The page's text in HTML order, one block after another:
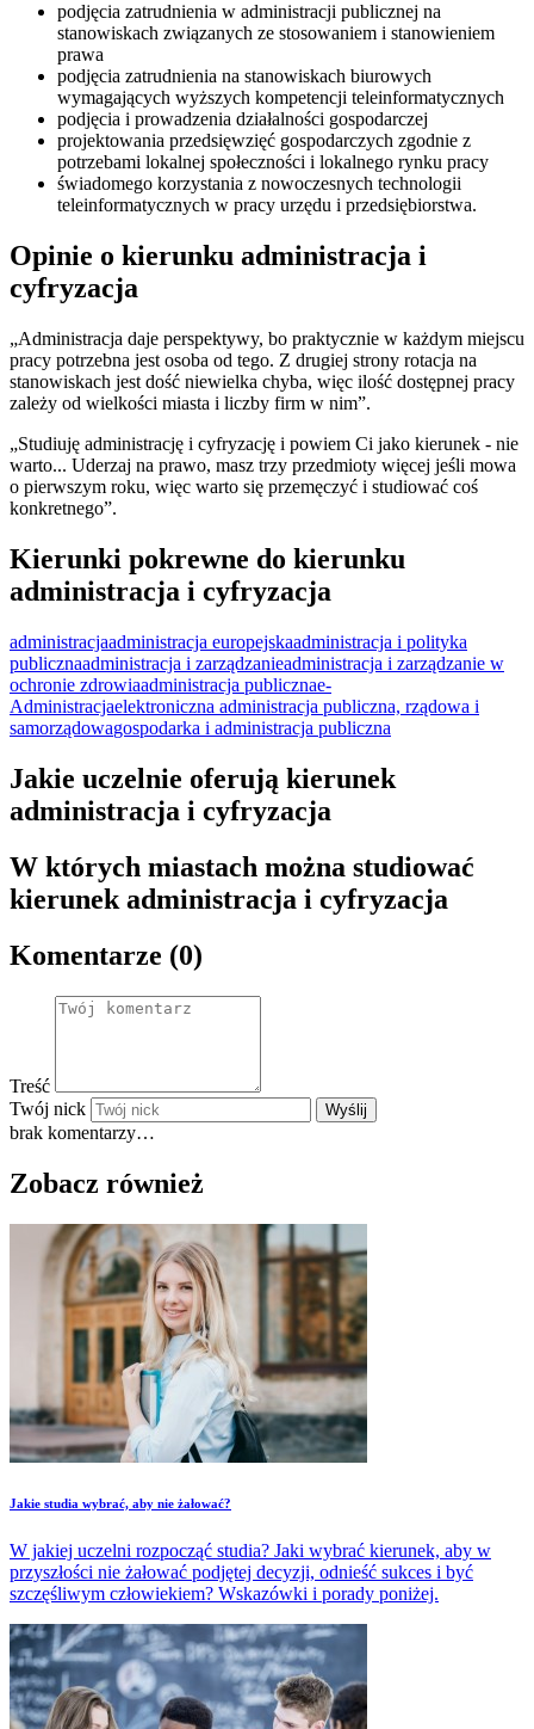
podjęcia zatrudnienia w administracji publicznej na
stanowiskach związanych ze stosowaniem i stanowieniem
prawa
podjęcia zatrudnienia na stanowiskach biurowych
wymagających wyższych kompetencji teleinformatycznych
podjęcia i prowadzenia działalności gospodarczej
projektowania przedsięwzięć gospodarczych zgodnie z
potrzebami lokalnej społeczności i lokalnego rynku pracy
świadomego korzystania z nowoczesnych technologii
teleinformatycznych w pracy urzędu i przedsiębiorstwa.
Opinie o kierunku administracja i
cyfryzacja
„Administracja daje perspektywy, bo praktycznie w każdym miejscu
pracy potrzebna jest osoba od tego. Z drugiej strony rotacja na
stanowiskach jest dość niewielka chyba, więc ilość dostępnej pracy
zależy od wielkości miasta i liczby firm w nim”.
„Studiuję administrację i cyfryzację i powiem Ci jako kierunek - nie
warto... Uderzaj na prawo, masz trzy przedmioty więcej jeśli mowa
o pierwszym roku, więc warto się przemęczyć i studiować coś
konkretnego”.
Kierunki pokrewne do kierunku
administracja i cyfryzacja
administracjaadministracja europejskaadministracja i polityka
publicznaadministracja i zarządzanieadministracja i zarządzanie w
ochronie zdrowiaadministracja publicznae-
Administracjaelektroniczna administracja publiczna, rządowa i
samorządowagospodarka i administracja publiczna
Jakie uczelnie oferują kierunek
administracja i cyfryzacja
W których miastach można studiować
kierunek administracja i cyfryzacja
Komentarze (0)
Treść
Twój nick
Wyślij
brak komentarzy…
Zobacz również
Jakie studia wybrać, aby nie żałować?
W jakiej uczelni rozpocząć studia? Jaki wybrać kierunek, aby w
przyszłości nie żałować podjętej decyzji, odnieść sukces i być
szczęśliwym człowiekiem? Wskazówki i porady poniżej.